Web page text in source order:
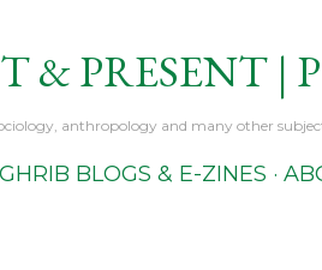
& PRESENT |
anthropology and many other
BLOGS & E-ZINES